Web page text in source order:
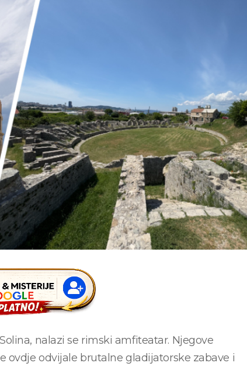
nalazi se rimski amfiteatar. Njegove
ovdje odvijale brutalne gladijatorske zabave i